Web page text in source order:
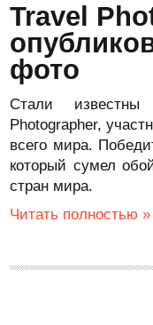
Travel
фото
Стали известны
Photographer,
всего мира.
который сумел
стран мира.
Читать полностью »